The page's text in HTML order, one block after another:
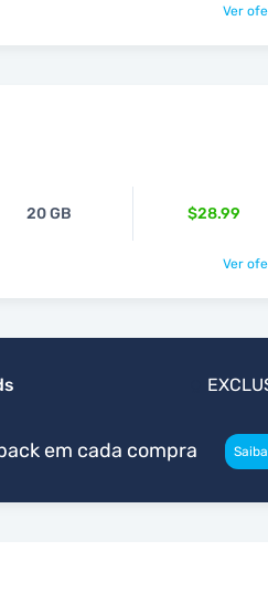
Ver
20 GB $28.99
Ver
em cada compra